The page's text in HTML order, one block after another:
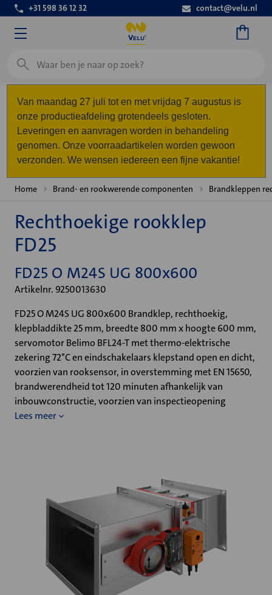
+31 598 36 12 32 contact@velu.nl
Zoeken
Van maandag 27 juli tot en met vrijdag 7 augustus is
onze productieafdeling grotendeels gesloten.
Leveringen en aanvragen worden in behandeling
genomen. Onze voorraadartikelen worden gewoon
verzonden. We wensen iedereen een fijne vakantie!
Home Brand- en rookwerende componenten Brandkleppen
Rechthoekige rookklep
FD25
FD25 O M24S UG 800x600
Artikelnr. 9250013630
FD25 O M24S UG 800x600 Brandklep, rechthoekig,
klepbladdikte 25 mm, breedte 800 mm x hoogte 600 mm,
servomotor Belimo BFL24-T met thermo-elektrische
zekering 72°C en eindschakelaars klepstand open en dicht,
voorzien van rooksensor, in overstemming met EN 15650,
brandwerendheid tot 120 minuten afhankelijk van
inbouwconstructie, voorzien van inspectieopening
Lees meer